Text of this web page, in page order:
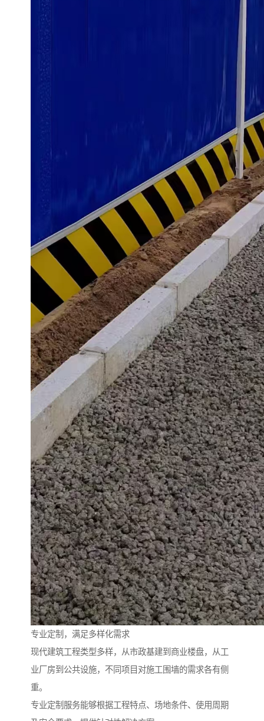
专业定制，满足多样化需求
现代建筑工程类型多样，从市政基建到商业楼盘，从工
业厂房到公共设施，不同项目对施工围墙的需求各有侧
重。
专业定制服务能够根据工程特点、场地条件、使用周期